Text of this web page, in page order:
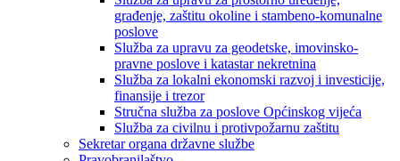
građenje, zaštitu okoline i stambeno-komunalne
poslove
Služba za upravu za geodetske, imovinsko-
pravne poslove i katastar nekretnina
Služba za lokalni ekonomski razvoj i investicije,
finansije i trezor
Stručna služba za poslove Općinskog vijeća
Služba za civilnu i protivpožarnu zaštitu
Sekretar organa državne službe